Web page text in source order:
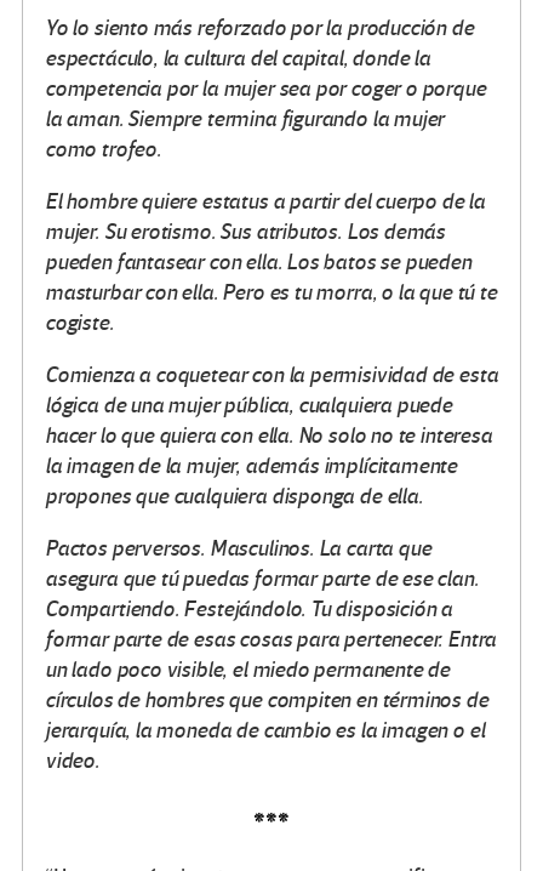
Yo lo siento más reforzado por la producción de
espectáculo, la cultura del capital, donde la
competencia por la mujer sea por coger o porque
la aman. Siempre termina figurando la mujer
como trofeo.
El hombre quiere estatus a partir del cuerpo de la
mujer. Su erotismo. Sus atributos. Los demás
pueden fantasear con ella. Los batos se pueden
masturbar con ella. Pero es tu morra, o la que tú te
cogiste.
Comienza a coquetear con la permisividad de esta
lógica de una mujer pública, cualquiera puede
hacer lo que quiera con ella. No solo no te interesa
la imagen de la mujer, además implícitamente
propones que cualquiera disponga de ella.
Pactos perversos. Masculinos. La carta que
asegura que tú puedas formar parte de ese clan.
Compartiendo. Festejándolo. Tu disposición a
formar parte de esas cosas para pertenecer. Entra
un lado poco visible, el miedo permanente de
círculos de hombres que compiten en términos de
jerarquía, la moneda de cambio es la imagen o el
video.
***